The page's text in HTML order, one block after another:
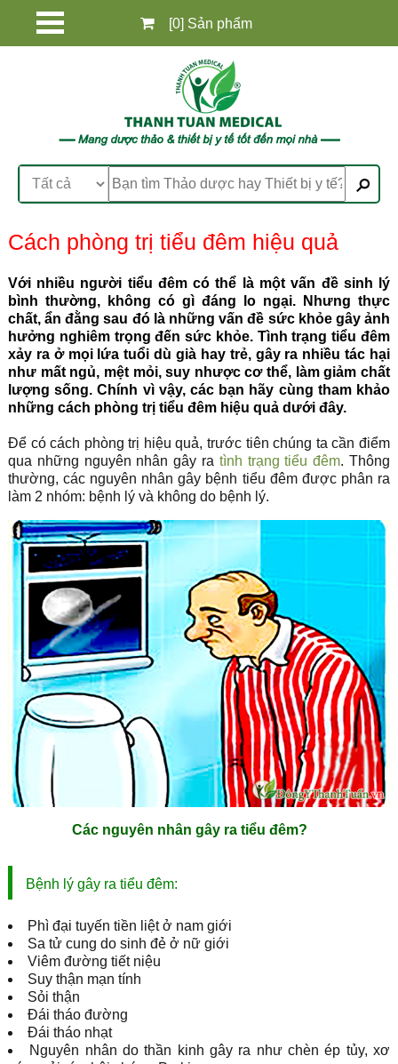
[0] Sản phẩm
Cách phòng trị tiểu đêm hiệu quả
Với nhiều người tiểu đêm có thể là một vấn đề sinh lý
bình thường, không có gì đáng lo ngại. Nhưng thực
chất, ẩn đằng sau đó là những vấn đề sức khỏe gây ảnh
hưởng nghiêm trọng đến sức khỏe. Tình trạng tiểu đêm
xảy ra ở mọi lứa tuổi dù già hay trẻ, gây ra nhiều tác hại
như mất ngủ, mệt mỏi, suy nhược cơ thể, làm giảm chất
lượng sống. Chính vì vậy, các bạn hãy cùng tham khảo
những cách phòng trị tiểu đêm hiệu quả dưới đây.
Để có cách phòng trị hiệu quả, trước tiên chúng ta cần điểm
qua những nguyên nhân gây ra tình trạng tiểu đêm. Thông
thường, các nguyên nhân gây bệnh tiểu đêm được phân ra
làm 2 nhóm: bệnh lý và không do bệnh lý.
Các nguyên nhân gây ra tiểu đêm?
Bệnh lý gây ra tiểu đêm:
Phì đại tuyến tiền liệt ở nam giới
Sa tử cung do sinh đẻ ở nữ giới
Viêm đường tiết niệu
Suy thận mạn tính
Sỏi thận
Đái tháo đường
Đái tháo nhạt
Nguyên nhân do thần kinh gây ra như chèn ép tủy, xơ